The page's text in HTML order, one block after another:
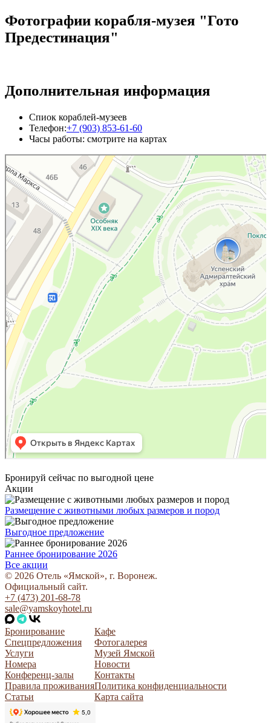
Фотографии корабля-музея "Гото
Предестинация"
Дополнительная информация
Спиок кораблей-музеев
Телефон:+7 (903) 853-61-60
Часы работы: смотрите на картах
Гото Предестинация
Музей в Воронеже
Бронируй сейчас по выгодной цене
Акции
Размещение с животными любых размеров и пород
Выгодное предложение
Раннее бронирование 2026
Все акции
© 2026 Отель «Ямской», г. Воронеж.
Официальный сайт.
+7 (473) 201-68-78
sale@yamskoyhotel.ru
Бронирование
Спецпредложения
Услуги
Номера
Конференц-залы
Правила проживания
Статьи
Кафе
Фотогалерея
Музей Ямской
Новости
Контакты
Политика конфиденциальности
Карта сайта